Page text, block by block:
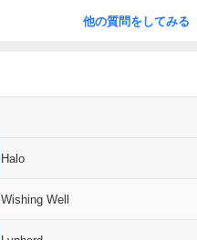
他の質問をしてみる
Halo
Wishing Well